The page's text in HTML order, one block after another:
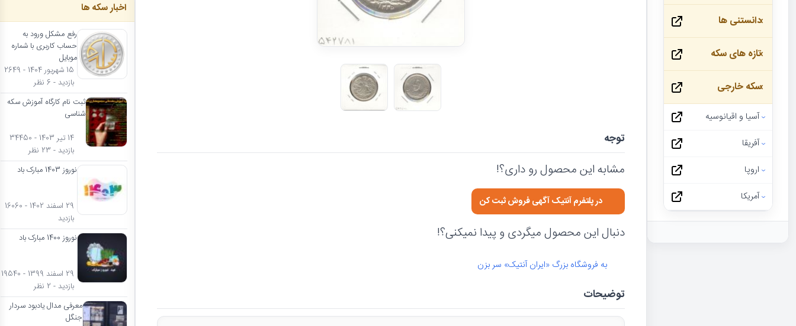
توجه
مشابه این محصول رو داری؟!
در پلتفرم آنتیک آگهی فروش ثبت کن
دنبال این محصول میگردی و پیدا نمیکنی؟!
به فروشگاه بزرگ «ایران آنتیک» سر بزن
توضیحات
اخبار سکه ها
رفع مشکل ورود به
حساب کاربری با شماره
موبایل
15 شهریور 1404 - 2649
بازدید - 6 نظر
ثبت نام کارگاه آموزش سکه
شناسی
14 تیر 1403 - 34450
بازدید - 23 نظر
نوروز 1403 مبارک باد
29 اسفند 1402 - 16060
بازدید
نوروز 1400 مبارک باد
29 اسفند 1399 - 19540
بازدید - 2 نظر
معرفی مدال یادبود سردار
جنگل
دانستنی ها
تازه های سکه
سکه خارجی
آسیا و اقیانوسیه
آفریقا
اروپا
آمریکا